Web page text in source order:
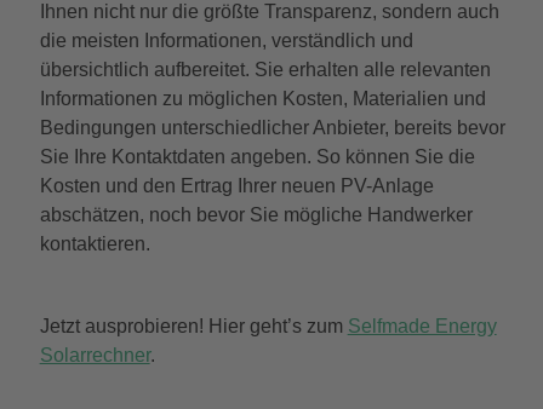
Ihnen nicht nur die größte Transparenz, sondern auch
die meisten Informationen, verständlich und
übersichtlich aufbereitet. Sie erhalten alle relevanten
Informationen zu möglichen Kosten, Materialien und
Bedingungen unterschiedlicher Anbieter, bereits bevor
Sie Ihre Kontaktdaten angeben. So können Sie die
Kosten und den Ertrag Ihrer neuen PV-Anlage
abschätzen, noch bevor Sie mögliche Handwerker
kontaktieren.
Jetzt ausprobieren! Hier geht’s zum Selfmade Energy
Solarrechner.